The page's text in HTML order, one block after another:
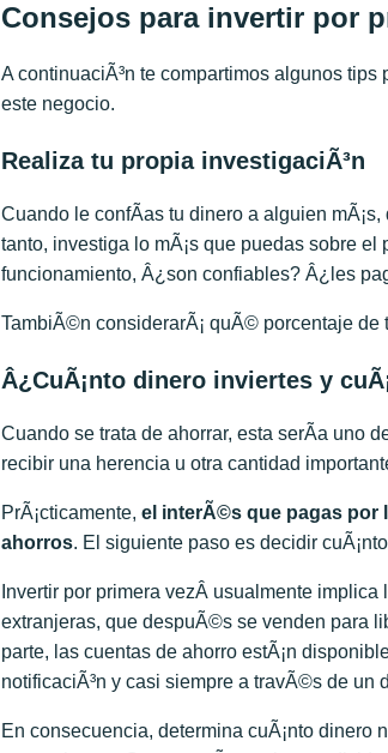
Consejos para invertir por
A continuaciÃ³n te compartimos algunos
este negocio.
Realiza tu propia investigaciÃ³n
Cuando le confÃ­as tu dinero a alguien
tanto, investiga lo mÃ¡s que puedas sobre el
funcionamiento, Â¿son confiables? Â¿les
TambiÃ©n considerarÃ¡ quÃ© porcentaje de
Â¿CuÃ¡nto dinero inviertes y
Cuando se trata de ahorrar, esta serÃ­a uno
recibir una herencia u otra cantidad
PrÃ¡cticamente, el interÃ©s que pagas por
ahorros. El siguiente paso es decidir
Invertir por primera vezÂ usualmente
extranjeras, que despuÃ©s se venden para
parte, las cuentas de ahorro estÃ¡n
notificaciÃ³n y casi siempre a travÃ©s de un
En consecuencia, determina cuÃ¡nto dinero